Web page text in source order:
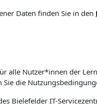
Daten finden Sie in den
alle Nutzer*innen der
die
Bielefelder IT-